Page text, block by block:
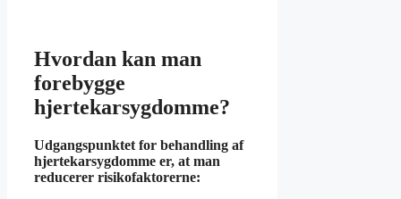
Hvordan kan man
forebygge
hjertekarsygdomme?
Udgangspunktet for behandling af
hjertekarsygdomme er, at man
reducerer risikofaktorerne: